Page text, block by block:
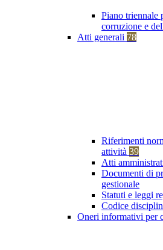
Piano triennale
corruzione e
Atti generali 78
Riferimenti
attività 39
Atti
Documenti di
gestionale
Statuti e leggi
Codice
Oneri informativi per